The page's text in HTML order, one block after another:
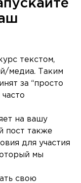
текстом,
медиа. Таким
за “просто
на вашу
пост также
для участия
мы
свою